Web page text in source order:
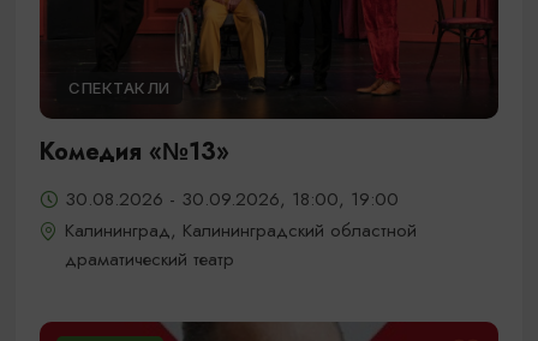
СПЕКТАКЛИ
Комедия «№13»
30.08.2026 - 30.09.2026, 18:00, 19:00
Калининград, Калининградский областной
драматический театр